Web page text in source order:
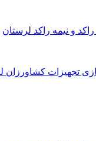
و نیمه راکد لرستان